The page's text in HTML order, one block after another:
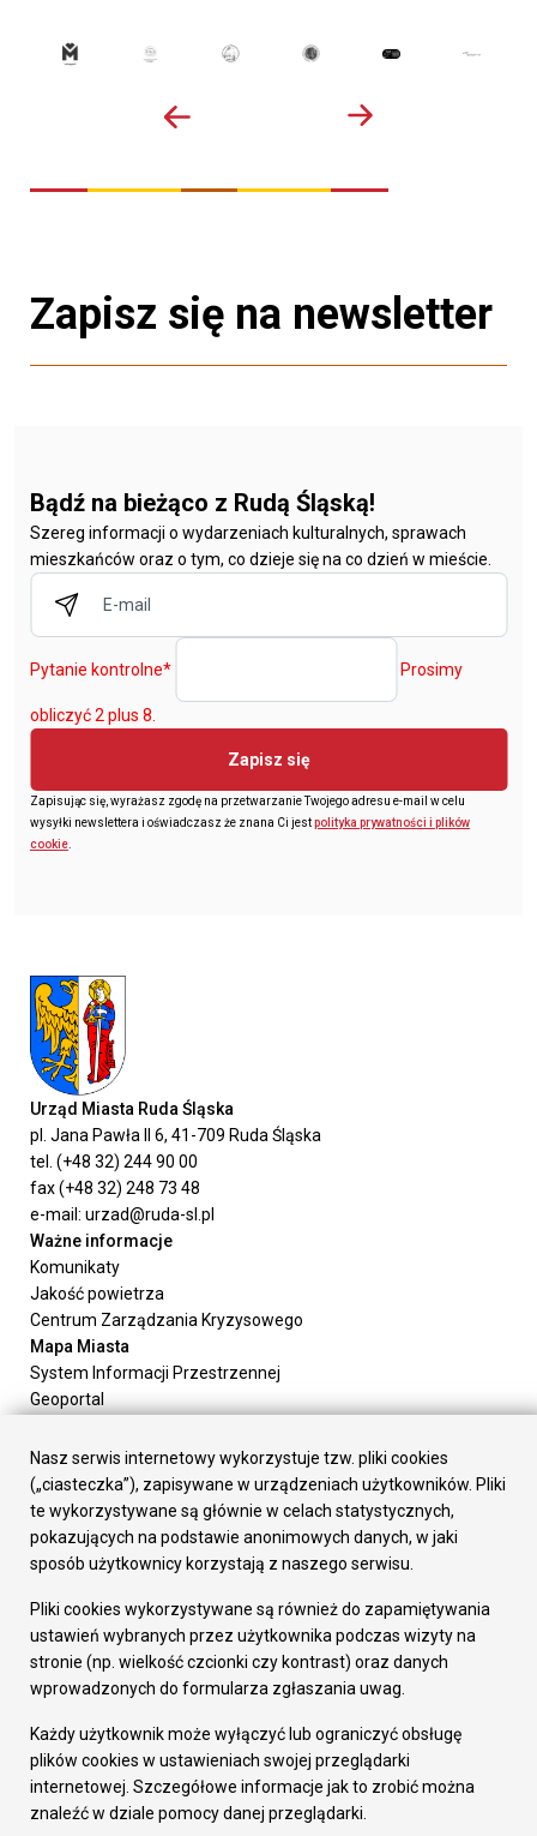
Zapisz się na newsletter
Bądź na bieżąco z Rudą Śląską!
Szereg informacji o wydarzeniach kulturalnych, sprawach
mieszkańców oraz o tym, co dzieje się na co dzień w mieście.
Pytanie kontrolne* Prosimy
obliczyć 2 plus 8.
Zapisz się
Zapisując się, wyrażasz zgodę na przetwarzanie Twojego adresu e-mail w celu
wysyłki newslettera i oświadczasz że znana Ci jestpolityka prywatności i plików
cookie
Urząd Miasta Ruda Śląska
pl. Jana Pawła II 6, 41-709 Ruda Śląska
tel. (+48 32) 244 90 00
fax (+48 32) 248 73 48
e-mail: urzad@ruda-sl.pl
Ważne informacje
Komunikaty
Jakość powietrza
Centrum Zarządzania Kryzysowego
Mapa Miasta
System Informacji Przestrzennej
Geoportal
Załatw sprawę
Prezydent Miasta
Rada Miasta
Wydziały
Elektroniczna Skrzynka Podawcza
Gospodarka
Fundusze europejskie
Środki krajowe
Oferty inwestycyjne
Pozostałe
Deklaracja dostępności
Dane osobowe
Dodaj opinię o witrynie
Nasz serwis internetowy wykorzystuje tzw. pliki cookies
(„ciasteczka”), zapisywane w urządzeniach użytkowników. Pliki
te wykorzystywane są głównie w celach statystycznych,
pokazujących na podstawie anonimowych danych, w jaki
sposób użytkownicy korzystają z naszego serwisu.
Pliki cookies wykorzystywane są również do zapamiętywania
ustawień wybranych przez użytkownika podczas wizyty na
stronie (np. wielkość czcionki czy kontrast) oraz danych
wprowadzonych do formularza zgłaszania uwag.
Każdy użytkownik może wyłączyć lub ograniczyć obsługę
plików cookies w ustawieniach swojej przeglądarki
internetowej. Szczegółowe informacje jak to zrobić można
znaleźć w dziale pomocy danej przeglądarki.